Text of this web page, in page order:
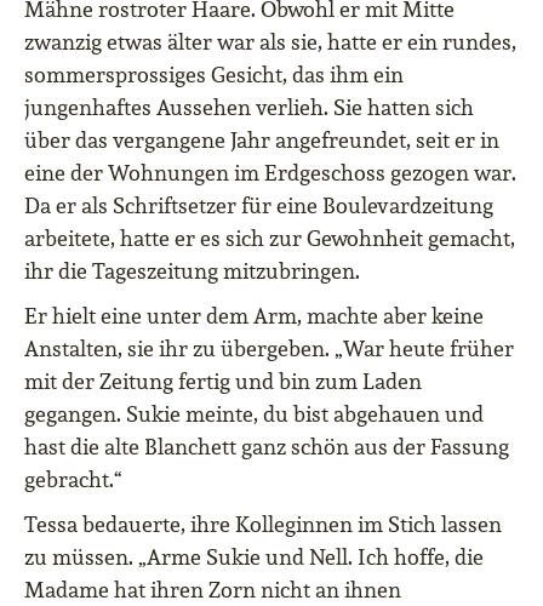
Mähne rostroter Haare. Obwohl er mit Mitte
zwanzig etwas älter war als sie, hatte er ein rundes,
sommersprossiges Gesicht, das ihm ein
jungenhaftes Aussehen verlieh. Sie hatten sich
über das vergangene Jahr angefreundet, seit er in
eine der Wohnungen im Erdgeschoss gezogen war.
Da er als Schriftsetzer für eine Boulevardzeitung
arbeitete, hatte er es sich zur Gewohnheit gemacht,
ihr die Tageszeitung mitzubringen.
Er hielt eine unter dem Arm, machte aber keine
Anstalten, sie ihr zu übergeben. „War heute früher
mit der Zeitung fertig und bin zum Laden
gegangen. Sukie meinte, du bist abgehauen und
hast die alte Blanchett ganz schön aus der Fassung
gebracht.“
Tessa bedauerte, ihre Kolleginnen im Stich lassen
zu müssen. „Arme Sukie und Nell. Ich hoffe, die
Madame hat ihren Zorn nicht an ihnen